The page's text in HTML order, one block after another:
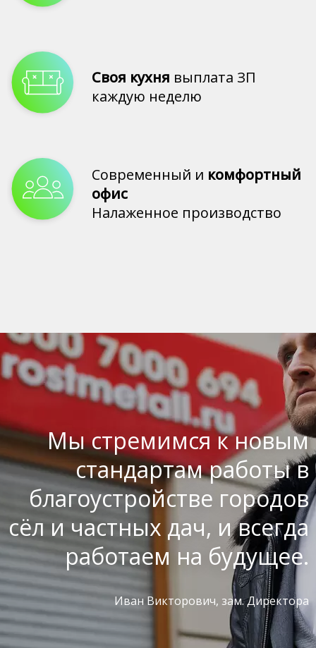
Своя кухня выплата ЗП
каждую неделю
Современный и комфортный
офис
Налаженное производство
Мы стремимся к новым
стандартам работы в
благоустройстве городов
сёл и частных дач, и всегда
работаем на будущее.
Иван Викторович, зам. Директора